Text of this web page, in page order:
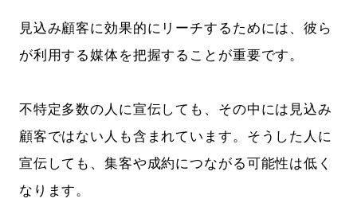
見込み顧客に効果的にリーチするためには、彼ら
が利用する媒体を把握することが重要です。
不特定多数の人に宣伝しても、その中には見込み
顧客ではない人も含まれています。そうした人に
宣伝しても、集客や成約につながる可能性は低く
なります。